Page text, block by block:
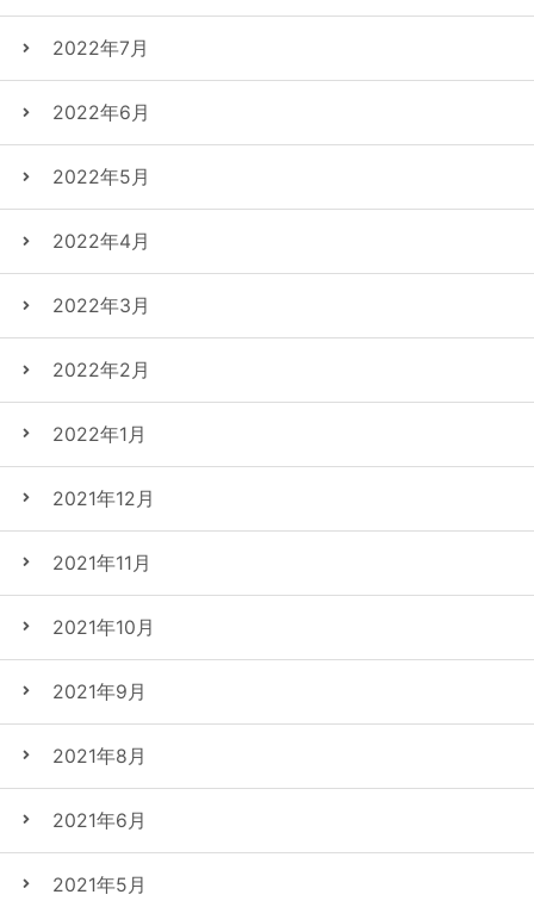
2022年7月
2022年6月
2022年5月
2022年4月
2022年3月
2022年2月
2022年1月
2021年12月
2021年11月
2021年10月
2021年9月
2021年8月
2021年6月
2021年5月